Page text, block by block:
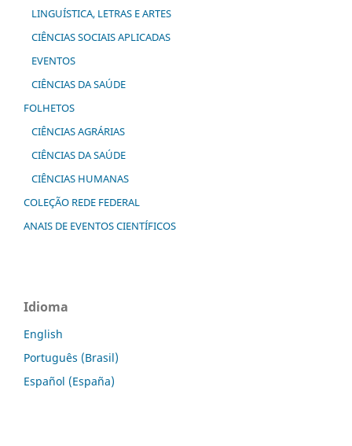
LINGUÍSTICA, LETRAS E ARTES
CIÊNCIAS SOCIAIS APLICADAS
EVENTOS
CIÊNCIAS DA SAÚDE
FOLHETOS
CIÊNCIAS AGRÁRIAS
CIÊNCIAS DA SAÚDE
CIÊNCIAS HUMANAS
COLEÇÃO REDE FEDERAL
ANAIS DE EVENTOS CIENTÍFICOS
Idioma
English
Português (Brasil)
Español (España)